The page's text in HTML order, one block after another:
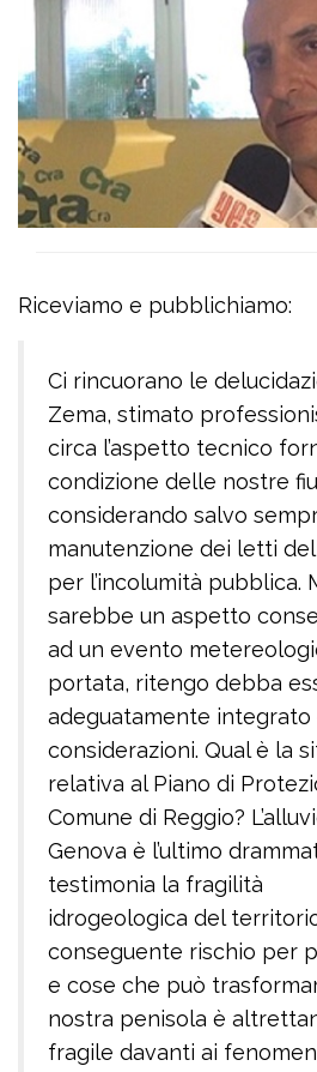
Riceviamo e pubblichiamo:
Ci rincuorano le
Zema, stimato
circa l’aspetto tecnico
condizione delle nostre
considerando salvo
manutenzione dei letti
per l’incolumità pubblica.
sarebbe un aspetto
ad un evento
portata, ritengo debba
adeguatamente integrato
considerazioni. Qual è la
relativa al Piano di
Comune di Reggio?
Genova è l’ultimo
testimonia la fragilità
idrogeologica del
conseguente rischio per
e cose che può
nostra penisola è
fragile davanti ai